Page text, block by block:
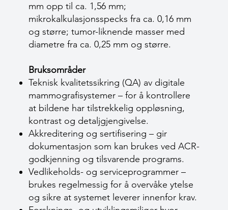
mm opp til ca. 1,56 mm;
mikrokalkulasjonsspecks fra ca. 0,16 mm
og større; tumor-liknende masser med
diametre fra ca. 0,25 mm og større.
Bruksområder
Teknisk kvalitetssikring (QA) av digitale
mammografisystemer – for å kontrollere
at bildene har tilstrekkelig oppløsning,
kontrast og detaljgjengivelse.
Akkreditering og sertifisering – gir
dokumentasjon som kan brukes ved ACR-
godkjenning og tilsvarende programs.
Vedlikeholds- og serviceprogrammer –
brukes regelmessig for å overvåke ytelse
og sikre at systemet leverer innenfor krav.